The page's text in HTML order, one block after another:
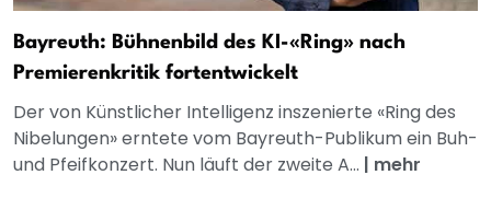
Bayreuth: Bühnenbild des KI-«Ring» nach
Premierenkritik fortentwickelt
Der von Künstlicher Intelligenz inszenierte «Ring des
Nibelungen» erntete vom Bayreuth-Publikum ein Buh-
und Pfeifkonzert. Nun läuft der zweite A... | mehr